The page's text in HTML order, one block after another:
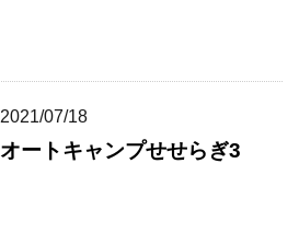
2021/07/18
オートキャンプせせらぎ3